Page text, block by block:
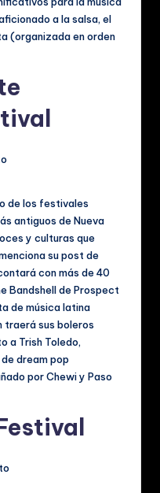
a la salsa, el
(organizada en orden
de los festivales
antiguos de Nueva
y culturas que
su post de
con más de 40
Bandshell de Prospect
de música latina
traerá sus boleros
a Trish Toledo,
dream pop
por Chewi y Paso